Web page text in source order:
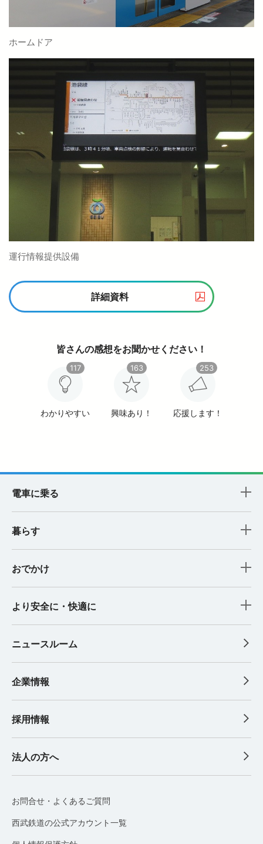
お忘れもの Lost＆Found
西武鉄道の公式アカウント一覧
個人情報保護方針
サイトマップ
サイトのご利用にあたって
ホームドア
運行情報提供設備
詳細資料
皆さんの感想をお聞かせください！
わかりやすい
117
興味あり！
163
応援します！
253
電車に乗る
暮らす
おでかけ
より安全に・快適に
ニュースルーム
企業情報
採用情報
法人の方へ
お問合せ・よくあるご質問
西武鉄道の公式アカウント一覧